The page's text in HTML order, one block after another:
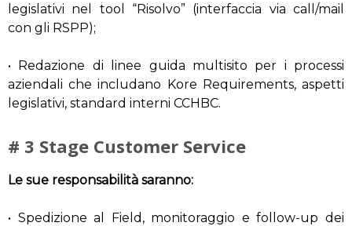
legislativi nel tool “Risolvo” (interfaccia via call/mail
con gli RSPP);
• Redazione di linee guida multisito per i processi
aziendali che includano Kore Requirements, aspetti
legislativi, standard interni CCHBC.
# 3 Stage Customer Service
Le sue responsabilità saranno:
• Spedizione al Field, monitoraggio e follow-up dei